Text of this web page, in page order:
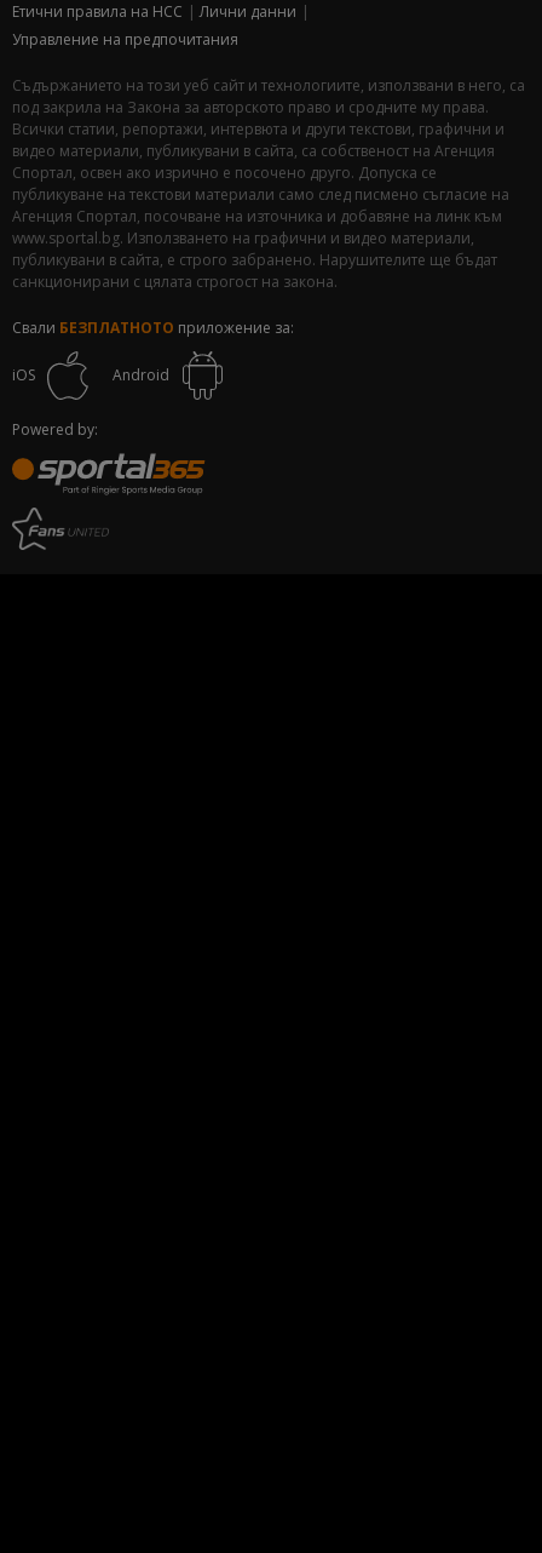
Етични правила на НСС
Лични данни
Управление на предпочитания
Съдържанието на този уеб сайт и технологиите, използвани в него, са
под закрила на Закона за авторското право и сродните му права.
Всички статии, репортажи, интервюта и други текстови, графични и
видео материали, публикувани в сайта, са собственост на Агенция
Спортал, освен ако изрично е посочено друго. Допуска се
публикуване на текстови материали само след писмено съгласие на
Агенция Спортал, посочване на източника и добавяне на линк към
www.sportal.bg. Използването на графични и видео материали,
публикувани в сайта, е строго забранено. Нарушителите ще бъдат
санкционирани с цялата строгост на закона.
Свали БЕЗПЛАТНОТО приложение за:
iOS Android
Powered by: